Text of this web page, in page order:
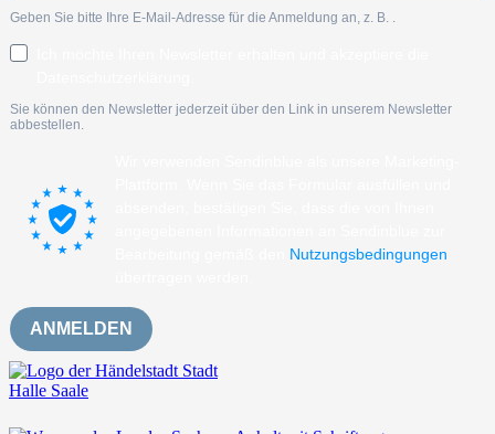
Geben Sie bitte Ihre E-Mail-Adresse für die Anmeldung an, z. B.
Sie können den Newsletter jederzeit über den Link in unserem Newsletter
abbestellen.
Nutzungsbedingungen
ANMELDEN